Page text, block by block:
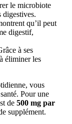
le microbiote
digestives.
qu’il peut
digestif,
à ses
éliminer les
vous
Pour une
de 500 mg par
supplément.